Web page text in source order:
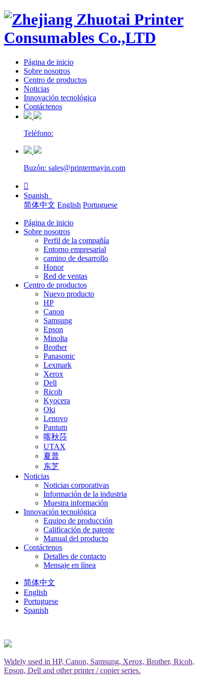
Página de inicio
Sobre nosotros
Centro de productos
Noticias
Innovación tecnológica
Contáctenos
Teléfono:
Buzón: sales@printermayin.com

Spanish
简体中文 English Portuguese
Página de inicio
Sobre nosotros
Perfil de la compañía
Entorno empresarial
camino de desarrollo
Honor
Red de ventas
Centro de productos
Nuevo producto
HP
Canon
Samsung
Epson
Minolta
Brother
Panasonic
Lexmark
Xerox
Dell
Ricoh
Kyocera
Oki
Lenovo
Pantum
喀秋莎
UTAX
夏普
东芝
Noticias
Noticias corporativas
Información de la industria
Muestra información
Innovación tecnológica
Equipo de producción
Calificación de patente
Manual del producto
Contáctenos
Detalles de contacto
Mensaje en línea
简体中文
English
Portuguese
Spanish
Widely used in HP, Canon, Samsung, Xerox, Brother, Ricoh,
Epson, Dell and other printer / copier series.